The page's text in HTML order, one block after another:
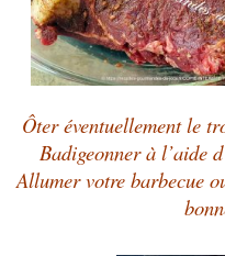
Ôter éventuellement le
Badigeonner à l’aide
Allumer votre barbecue